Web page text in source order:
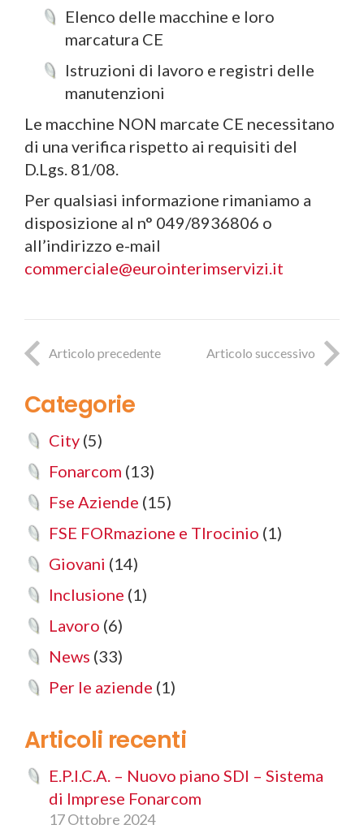
Elenco delle macchine e loro
marcatura CE
Istruzioni di lavoro e registri delle
manutenzioni
Le macchine NON marcate CE necessitano
di una verifica rispetto ai requisiti del
D.Lgs. 81/08.
Per qualsiasi informazione rimaniamo a
disposizione al n° 049/8936806 o
all’indirizzo e-mail
commerciale@eurointerimservizi.it
Articolo precedente Articolo successivo
Categorie
City (5)
Fonarcom (13)
Fse Aziende (15)
FSE FORmazione e TIrocinio (1)
Giovani (14)
Inclusione (1)
Lavoro (6)
News (33)
Per le aziende (1)
Articoli recenti
E.P.I.C.A. – Nuovo piano SDI – Sistema
di Imprese Fonarcom
17 Ottobre 2024